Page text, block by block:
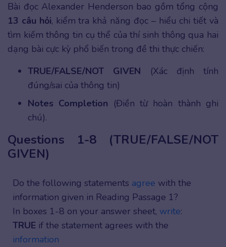
Bài đọc Alexander Henderson bao gồm tổng cộng
13 câu hỏi, kiểm tra khả năng đọc – hiểu chi tiết và
tìm kiếm thông tin cụ thể của thí sinh thông qua hai
dạng bài cực kỳ phổ biến trong đề thi thực chiến:
TRUE/FALSE/NOT GIVEN (Xác định tính
đúng/sai của thông tin)
Notes Completion (Điền từ hoàn thành ghi
chú).
Questions 1-8 (TRUE/FALSE/NOT
GIVEN)
Do the following statements agree with the
information given in Reading Passage 1?
In boxes 1-8 on your answer sheet, write:
TRUE if the statement agrees with the
information